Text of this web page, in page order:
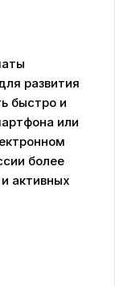
развития
быстро и
или
более
активных